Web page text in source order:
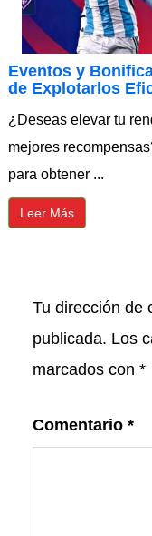
Eventos y
de Explotarlos
¿Deseas elevar tu
mejores
para obtener ...
Leer Más
Tu dirección de
publicada. Los
marcados con *
Comentario *